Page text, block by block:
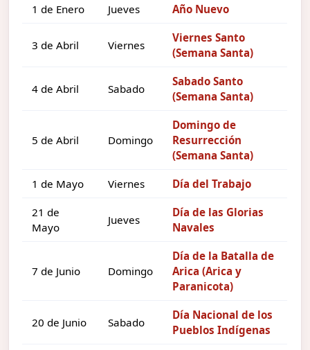
1 de Enero Jueves Año Nuevo
3 de Abril Viernes
Viernes Santo
(Semana Santa)
4 de Abril Sabado
Sabado Santo
(Semana Santa)
5 de Abril Domingo
Domingo de
Resurrección
(Semana Santa)
1 de Mayo Viernes Día del Trabajo
21 de
Mayo
Jueves
Día de las Glorias
Navales
7 de Junio Domingo
Día de la Batalla de
Arica (Arica y
Paranicota)
20 de Junio Sabado
Día Nacional de los
Pueblos Indígenas